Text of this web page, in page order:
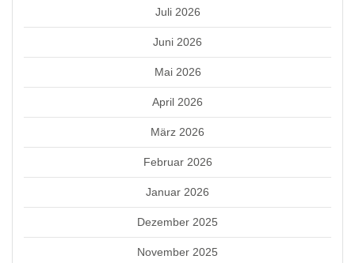
Juli 2026
Juni 2026
Mai 2026
April 2026
März 2026
Februar 2026
Januar 2026
Dezember 2025
November 2025